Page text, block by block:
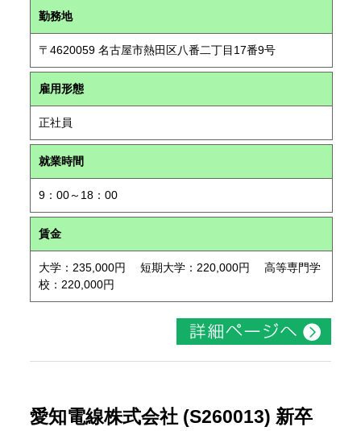
勤務地
〒4620059 名古屋市熱田区八番二丁目17番9号
雇用形態
正社員
就業時間
9：00～18：00
賃金
大学：235,000円 短期大学：220,000円 高等専門学
校：220,000円
愛知電線株式会社 (S260013) 新卒